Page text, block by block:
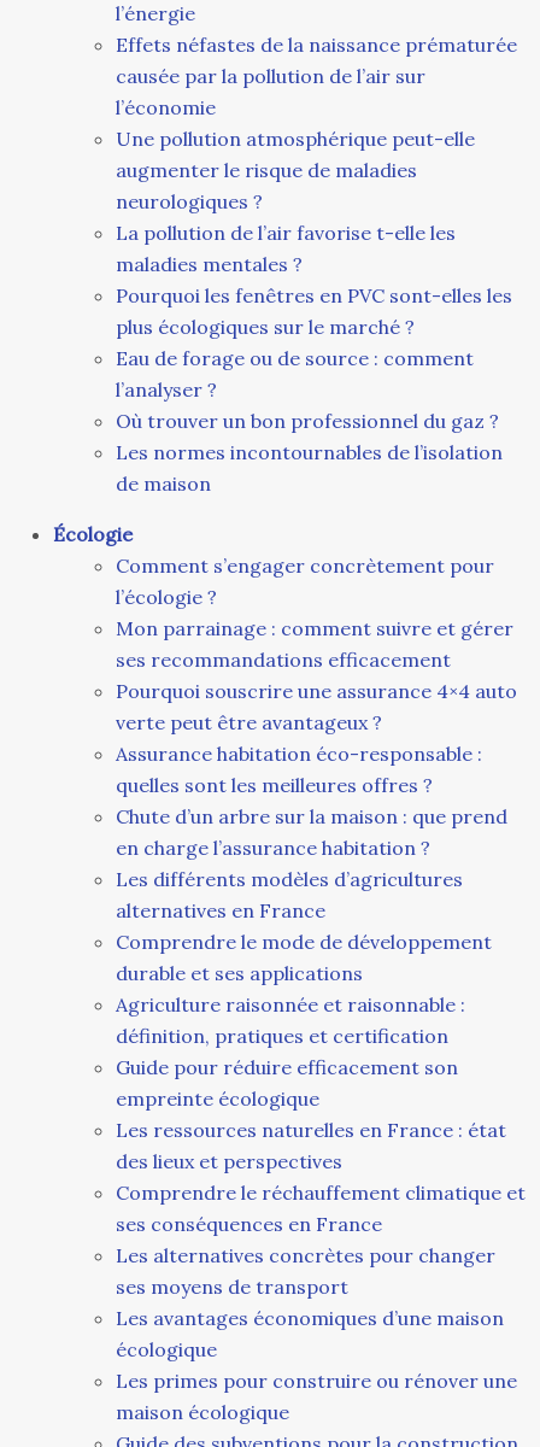
l’énergie
Effets néfastes de la naissance prématurée
causée par la pollution de l’air sur
l’économie
Une pollution atmosphérique peut-elle
augmenter le risque de maladies
neurologiques ?
La pollution de l’air favorise t-elle les
maladies mentales ?
Pourquoi les fenêtres en PVC sont-elles les
plus écologiques sur le marché ?
Eau de forage ou de source : comment
l’analyser ?
Où trouver un bon professionnel du gaz ?
Les normes incontournables de l’isolation
de maison
Écologie
Comment s’engager concrètement pour
l’écologie ?
Mon parrainage : comment suivre et gérer
ses recommandations efficacement
Pourquoi souscrire une assurance 4×4 auto
verte peut être avantageux ?
Assurance habitation éco-responsable :
quelles sont les meilleures offres ?
Chute d’un arbre sur la maison : que prend
en charge l’assurance habitation ?
Les différents modèles d’agricultures
alternatives en France
Comprendre le mode de développement
durable et ses applications
Agriculture raisonnée et raisonnable :
définition, pratiques et certification
Guide pour réduire efficacement son
empreinte écologique
Les ressources naturelles en France : état
des lieux et perspectives
Comprendre le réchauffement climatique et
ses conséquences en France
Les alternatives concrètes pour changer
ses moyens de transport
Les avantages économiques d’une maison
écologique
Les primes pour construire ou rénover une
maison écologique